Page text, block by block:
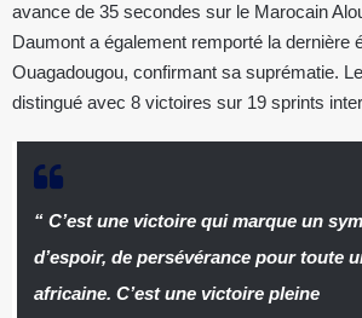
avance de 35 secondes sur le Marocain
Daumont a également remporté la dernière
Ouagadougou, confirmant sa suprématie.
distingué avec 8 victoires sur 19 sprints
“ C’est une victoire qui marque un
d’espoir, de persévérance pour toute
africaine. C’est une victoire pleine